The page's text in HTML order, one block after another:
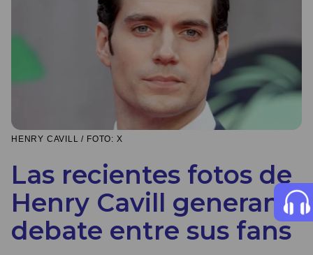
HENRY CAVILL / FOTO: X
Las recientes fotos de
Henry Cavill generan
debate entre sus fans